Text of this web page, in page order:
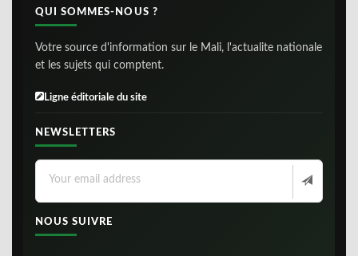
QUI SOMMES-NOUS ?
Votre source d'information sur le Mali, l'actualite nationale
et les sujets qui comptent.
Ligne éditoriale du site
NEWSLETTERS
NOUS SUIVRE